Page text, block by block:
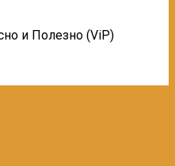
и Полезно (ViP)